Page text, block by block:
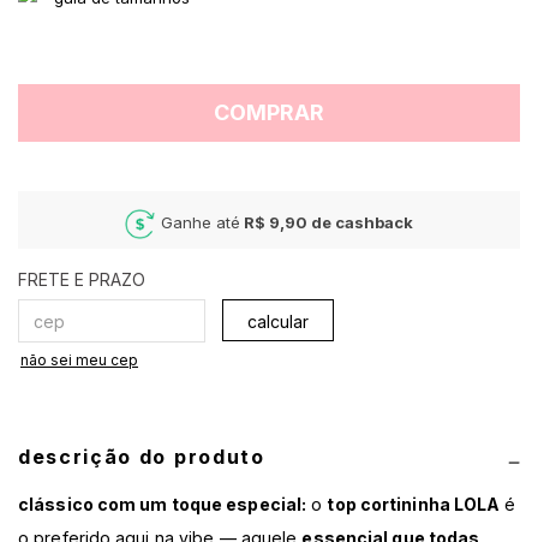
COMPRAR
Ganhe até R$ 9,90 de cashback
calcular
não sei meu cep
descrição do produto
clássico com um toque especial: o top cortininha LOLA é
o preferido aqui na vibe — aquele essencial que todas